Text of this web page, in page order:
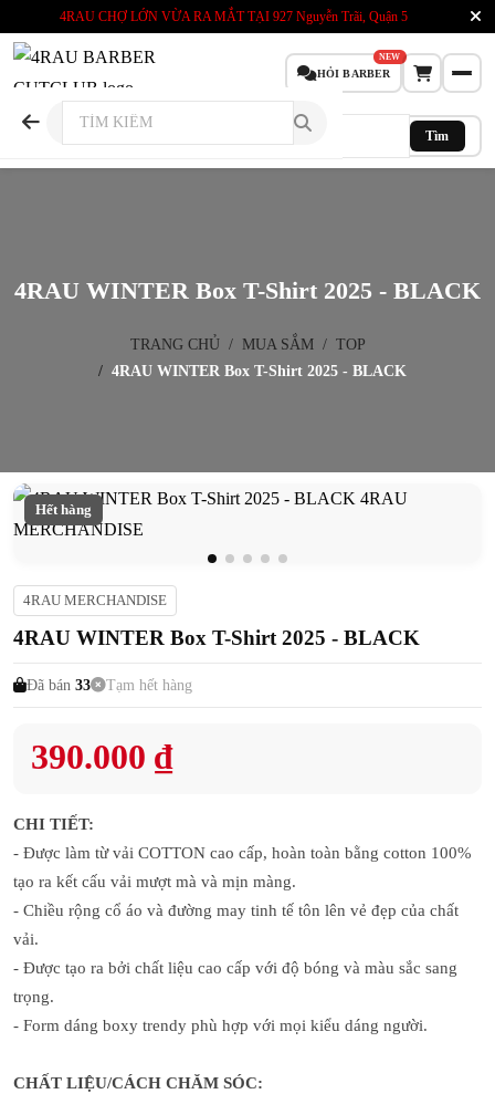
4RAU CHỢ LỚN VỪA RA MẮT TẠI 927 Nguyễn Trãi, Quận 5
HỎI BARBER
NEW
Tìm
4RAU WINTER Box T-Shirt 2025 - BLACK
TRANG CHỦ MUA SẮM
TOP
4RAU WINTER Box T-Shirt 2025 - BLACK
Hết hàng
4RAU MERCHANDISE
4RAU WINTER Box T-Shirt 2025 - BLACK
Đã bán 33 Tạm hết hàng
390.000 ₫
CHI TIẾT:
- Được làm từ vải COTTON cao cấp, hoàn toàn bằng cotton 100%
tạo ra kết cấu vải mượt mà và mịn màng.
- Chiều rộng cổ áo và đường may tinh tế tôn lên vẻ đẹp của chất
vải.
- Được tạo ra bởi chất liệu cao cấp với độ bóng và màu sắc sang
trọng.
- Form dáng boxy trendy phù hợp với mọi kiểu dáng người.
CHẤT LIỆU/CÁCH CHĂM SÓC: